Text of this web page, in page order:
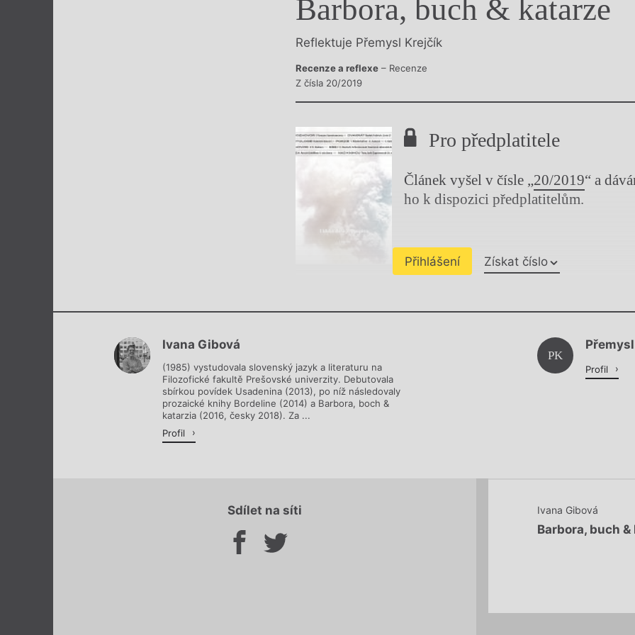
Výroční cenyBarbora, buch & katarze
Reflektuje Přemysl Krejčík
Recenze a reflexe – Recenze
Z čísla 20/2019
Pro předplatitele
Článek vyšel v čísle „20/2019“ a
ho k dispozici předplatitelům.
Přihlášení Získat číslo
Chviličku.
Ivana Gibová
(1985) vystudovala slovenský jazyk a literaturu na
Filozofické fakultě Prešovské univerzity. Debutovala
sbírkou povídek Usadenina (2013), po níž následovaly
prozaické knihy Bordeline (2014) a Barbora, boch &
katarzia (2016, česky 2018). Za ...
Profil
PK
Profil
Sdílet na síti Ivana Gibová
Barbora, buch